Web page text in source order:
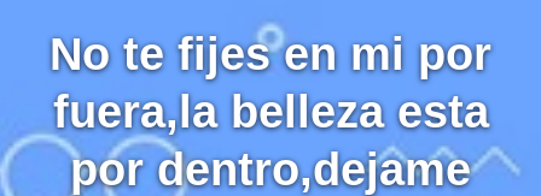
No te fijes en mi por
fuera,la belleza esta
por dentro,dejame